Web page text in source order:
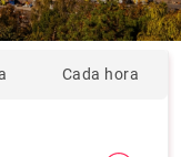
Cada hora